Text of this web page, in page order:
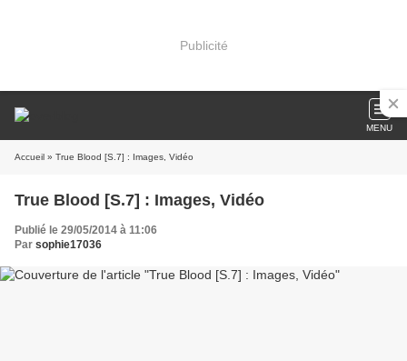
Publicité
MENU
Accueil » True Blood [S.7] : Images, Vidéo
True Blood [S.7] : Images, Vidéo
Publié le 29/05/2014 à 11:06
Par sophie17036